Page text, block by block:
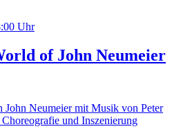
Uhr
of John Neumeier
John Neumeier mit Musik von Peter
und Inszenierung